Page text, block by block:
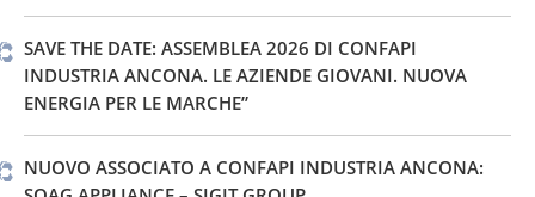
SAVE THE DATE: ASSEMBLEA 2026 DI CONFAPI
INDUSTRIA ANCONA. LE AZIENDE GIOVANI. NUOVA
ENERGIA PER LE MARCHE”
NUOVO ASSOCIATO A CONFAPI INDUSTRIA ANCONA: